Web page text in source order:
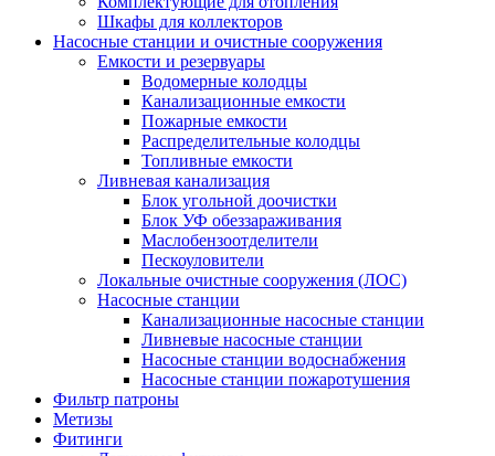
Шкафы для коллекторов
Насосные станции и очистные сооружения
Емкости и резервуары
Водомерные колодцы
Канализационные емкости
Пожарные емкости
Распределительные колодцы
Топливные емкости
Ливневая канализация
Блок угольной доочистки
Блок УФ обеззараживания
Маслобензоотделители
Пескоуловители
Локальные очистные сооружения (ЛОС)
Насосные станции
Канализационные насосные станции
Ливневые насосные станции
Насосные станции водоснабжения
Насосные станции пожаротушения
Фильтр патроны
Метизы
Фитинги